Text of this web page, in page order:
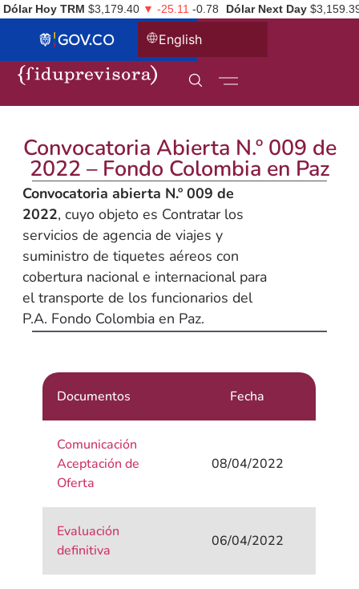
Dólar Hoy TRM $3,179.40 ▼ -25.11 -0.78 Dólar Next Day
English
Convocatoria Abierta N.º 009 de
2022 – Fondo Colombia en Paz
Convocatoria abierta N.º 009 de
2022, cuyo objeto es Contratar los
servicios de agencia de viajes y
suministro de tiquetes aéreos con
cobertura nacional e internacional para
el transporte de los funcionarios del
P.A. Fondo Colombia en Paz.
Documentos Fecha
Comunicación
Aceptación de
Oferta
08/04/2022
Evaluación
definitiva
06/04/2022